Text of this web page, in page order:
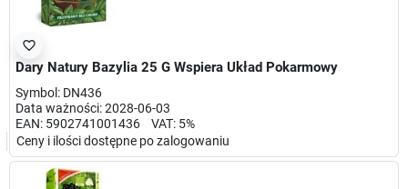
favorite_border
Dary Natury Bazylia 25 G Wspiera Układ Pokarmowy
Symbol: DN436
Data ważności: 2028-06-03
EAN: 5902741001436 VAT: 5%
Ceny i ilości dostępne po zalogowaniu